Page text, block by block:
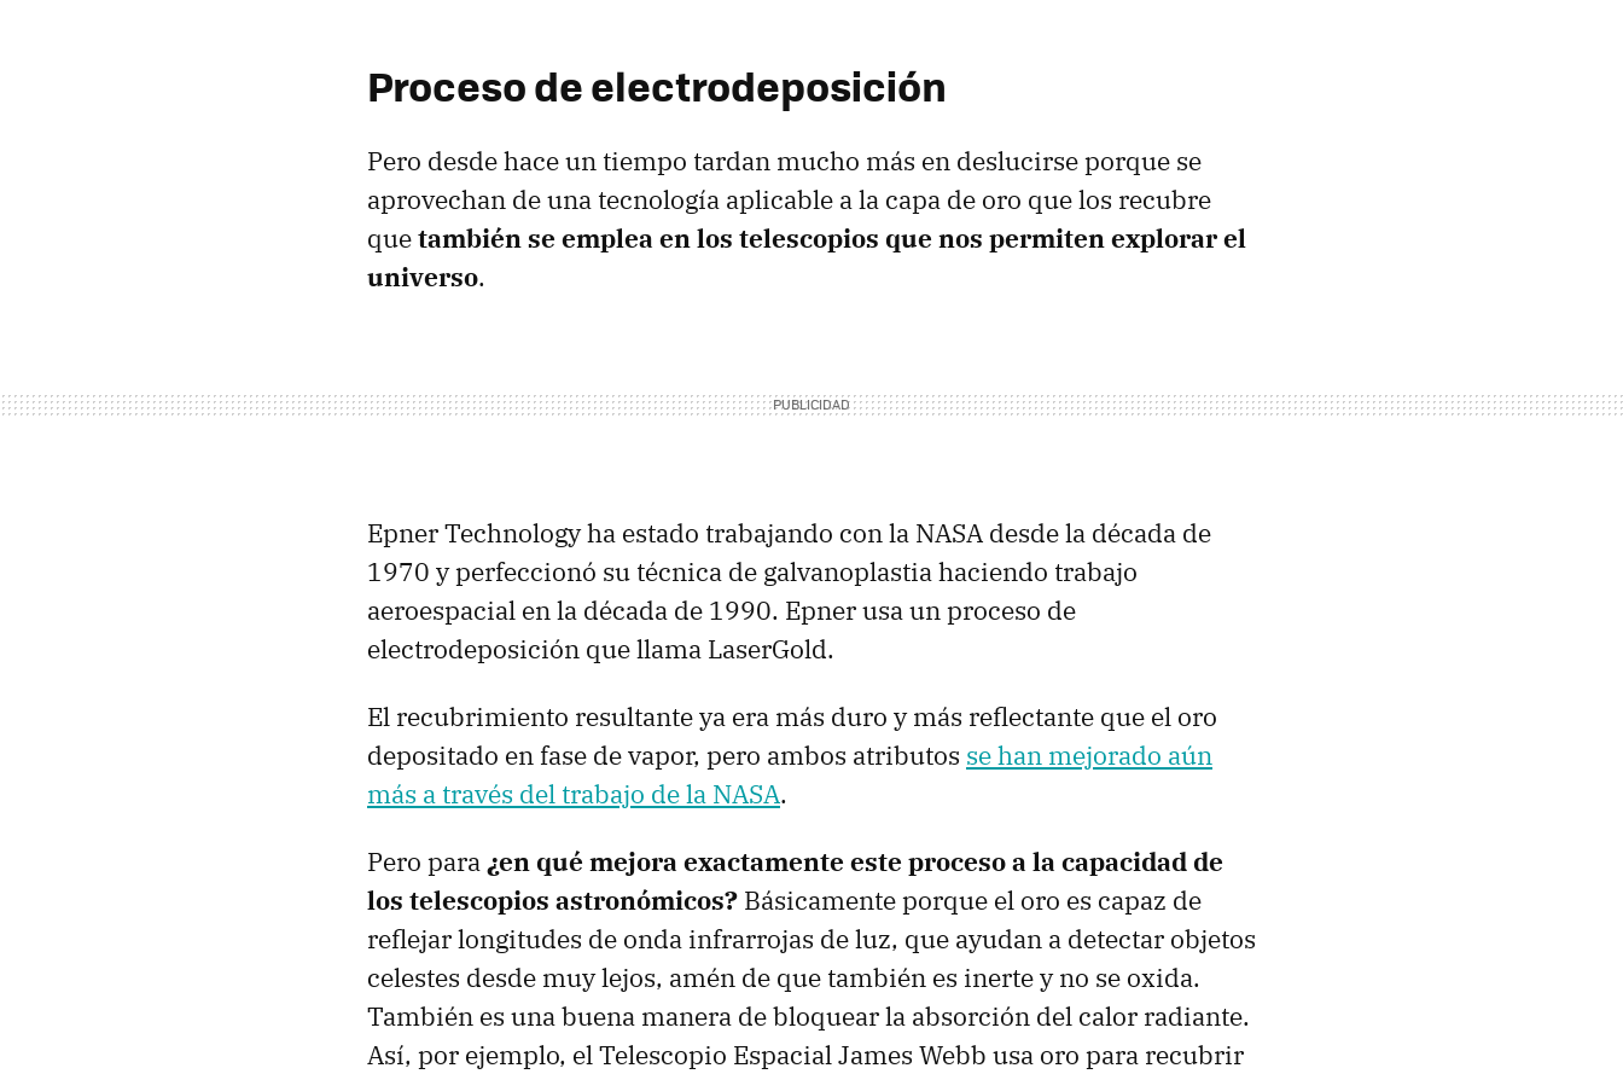
Proceso de electrodeposición
Pero desde hace un tiempo tardan mucho más en deslucirse porque se
aprovechan de una tecnología aplicable a la capa de oro que los recubre
quetambién se emplea en los telescopios que nos permiten explorar el
universo.
Epner Technology ha estado trabajando con la NASA desde la década de
1970 y perfeccionó su técnica de galvanoplastia haciendo trabajo
aeroespacial en la década de 1990. Epner usa un proceso de
electrodeposición que llama LaserGold.
El recubrimiento resultante ya era más duro y más reflectante que el oro
depositado en fase de vapor, pero ambos atributos se han mejorado aún
más a través del trabajo de la NASA.
Pero para¿en qué mejora exactamente este proceso a la capacidad de
los telescopios astronómicos? Básicamente porque el oro es capaz de
reflejar longitudes de onda infrarrojas de luz, que ayudan a detectar objetos
celestes desde muy lejos, amén de que también es inerte y no se oxida.
También es una buena manera de bloquear la absorción del calor radiante.
Así, por ejemplo, el Telescopio Espacial James Webb usa oro para recubrir